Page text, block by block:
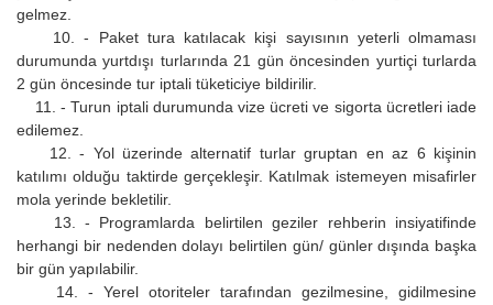
gelmez.
10. - Paket tura katılacak kişi sayısının yeterli olmaması
durumunda yurtdışı turlarında 21 gün öncesinden yurtiçi turlarda
2 gün öncesinde tur iptali tüketiciye bildirilir.
11. - Turun iptali durumunda vize ücreti ve sigorta ücretleri iade
edilemez.
12. - Yol üzerinde alternatif turlar gruptan en az 6 kişinin
katılımı olduğu taktirde gerçekleşir. Katılmak istemeyen misafirler
mola yerinde bekletilir.
13. - Programlarda belirtilen geziler rehberin insiyatifinde
herhangi bir nedenden dolayı belirtilen gün/ günler dışında başka
bir gün yapılabilir.
14. - Yerel otoriteler tarafından gezilmesine, gidilmesine